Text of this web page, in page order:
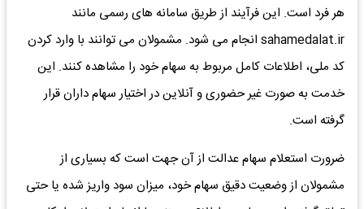
هر فرد است. این فرآیند از طریق سامانه‌ های رسمی مانند
sahamedalat.ir انجام می شود. مشمولان می توانند با وارد کردن
کد ملی، اطلاعات کامل مربوط به سهام خود را مشاهده کنند. این
خدمت به صورت غیر حضوری و آنلاین در اختیار سهام‌ داران قرار
گرفته است.
ضرورت استعلام سهام عدالت از آن جهت است که بسیاری از
مشمولان از وضعیت دقیق سهام خود، میزان سود واریز شده یا حتی